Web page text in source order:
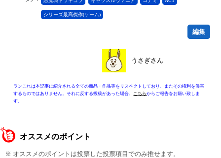
シリーズ最高傑作(ゲーム)
編集
うさぎさん
ランこれは本記事に紹介される全ての商品・作品等をリスペクトしており、またその権利を侵害
するものではありません。それに反する投稿があった場合、 こちらからご報告をお願い致しま
す。
オススメのポイント
※ オススメのポイントは投票した投票項目でのみ推せます。